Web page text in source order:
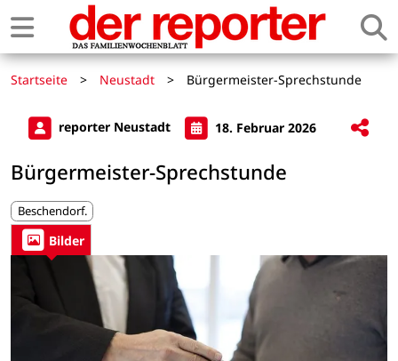
Startseite > Neustadt > Bürgermeister-Sprechstunde
reporter Neustadt 18. Februar 2026
Bürgermeister-Sprechstunde
Beschendorf.
Bilder